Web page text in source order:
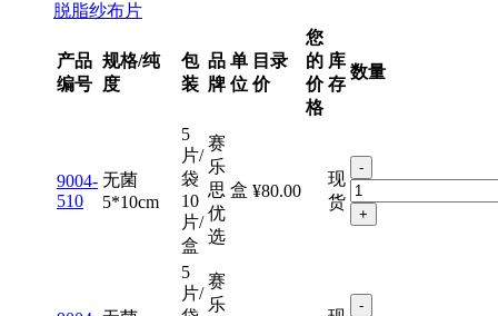
脱脂纱布片
产品
编号
规格/纯
度
包
装
品
牌
单
位
目录
价
您
的
价
格
库
存
数量
9004-
510
无菌
5*10cm
5
片/
袋
10
片/
盒
赛
乐
思
优
选
盒 ¥80.00
现
货
-
+
5
片/
赛
乐
-